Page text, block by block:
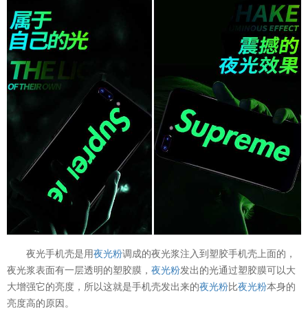
夜光手机壳是用夜光粉调成的夜光浆注入到塑胶手机壳上面的，
夜光浆表面有一层透明的塑胶膜， 夜光粉发出的光通过塑胶膜可以大
大增强它的亮度，所以这就是手机壳发出来的夜光粉比夜光粉本身的
亮度高的原因。